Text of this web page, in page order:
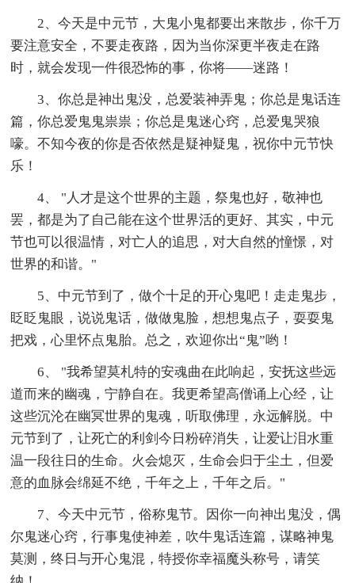
2、今天是中元节，大鬼小鬼都要出来散步，你千万
要注意安全，不要走夜路，因为当你深更半夜走在路
时，就会发现一件很恐怖的事，你将——迷路！
3、你总是神出鬼没，总爱装神弄鬼；你总是鬼话连
篇，你总爱鬼鬼祟祟；你总是鬼迷心窍，总爱鬼哭狼
嚎。不知今夜的你是否依然是疑神疑鬼，祝你中元节快
乐！
4、 "人才是这个世界的主题，祭鬼也好，敬神也
罢，都是为了自己能在这个世界活的更好、其实，中元
节也可以很温情，对亡人的追思，对大自然的憧憬，对
世界的和谐。"
5、中元节到了，做个十足的开心鬼吧！走走鬼步，
眨眨鬼眼，说说鬼话，做做鬼脸，想想鬼点子，耍耍鬼
把戏，心里怀点鬼胎。总之，欢迎你出“鬼”哟！
6、 "我希望莫札特的安魂曲在此响起，安抚这些远
道而来的幽魂，宁静自在。我更希望高僧诵上心经，让
这些沉沦在幽冥世界的鬼魂，听取佛理，永远解脱。中
元节到了，让死亡的利剑今日粉碎消失，让爱让泪水重
温一段往日的生命。火会熄灭，生命会归于尘土，但爱
意的血脉会绵延不绝，千年之上，千年之后。"
7、今天中元节，俗称鬼节。因你一向神出鬼没，偶
尔鬼迷心窍，行事鬼使神差，吹牛鬼话连篇，谋略神鬼
莫测，终日与开心鬼混，特授你幸福魔头称号，请笑